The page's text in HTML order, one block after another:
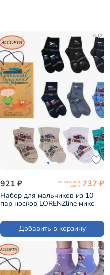
10-12
921 ₽ по клубной
карте 737 ₽
Набор для мальчиков из 10
пар носков LORENZline микс
Добавить в корзину
12-14